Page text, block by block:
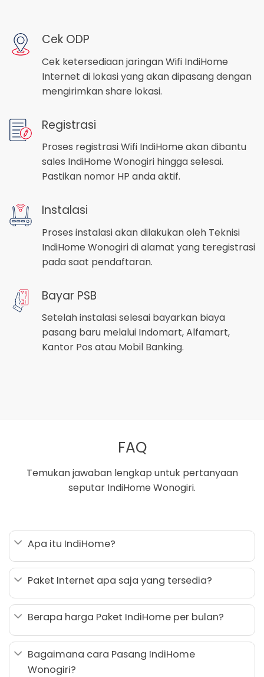
Cek ODP
Cek ketersediaan jaringan Wifi IndiHome
Internet di lokasi yang akan dipasang dengan
mengirimkan share lokasi.
Registrasi
Proses registrasi Wifi IndiHome akan dibantu
sales IndiHome Wonogiri hingga selesai.
Pastikan nomor HP anda aktif.
Instalasi
Proses instalasi akan dilakukan oleh Teknisi
IndiHome Wonogiri di alamat yang teregistrasi
pada saat pendaftaran.
Bayar PSB
Setelah instalasi selesai bayarkan biaya
pasang baru melalui Indomart, Alfamart,
Kantor Pos atau Mobil Banking.
FAQ
Temukan jawaban lengkap untuk pertanyaan
seputar IndiHome Wonogiri.
Apa itu IndiHome?
Paket Internet apa saja yang tersedia?
Berapa harga Paket IndiHome per bulan?
Bagaimana cara Pasang IndiHome
Wonogiri?